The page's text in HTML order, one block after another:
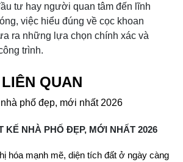
tư hay người quan tâm đến lĩnh
việc hiểu đúng về cọc khoan
ra những lựa chọn chính xác và
trình.
QUAN
KẾ NHÀ PHỐ ĐẸP, MỚI NHẤT 2026
hóa mạnh mẽ, diện tích đất ở ngày càng